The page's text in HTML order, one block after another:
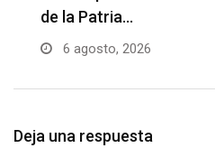
de la Patria…
6 agosto, 2026
Deja una respuesta